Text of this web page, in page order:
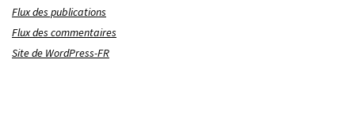
Flux des publications
Flux des commentaires
Site de WordPress-FR